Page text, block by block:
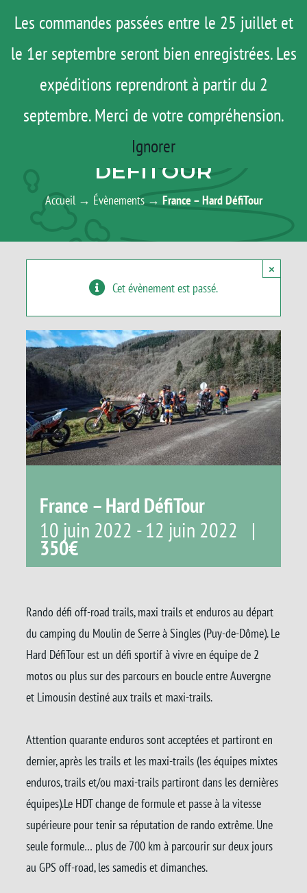
Les commandes passées entre le 25 juillet et
le 1er septembre seront bien enregistrées. Les
expéditions reprendront à partir du 2
septembre. Merci de votre compréhension.
Ignorer
contenu
Menu
ROAD TRIP
ACTUS
TESTS
MATOS
AGENDA
FRANCE – HARD
DÉFITOUR
Accueil→ Évènements→ France – Hard DéfiTour
Cet évènement est passé.
×
France – Hard DéfiTour
10 juin 2022 -12 juin 2022 |
350€
Rando défi off-road trails, maxi trails et enduros au départ
du camping du Moulin de Serre à Singles (Puy-de-Dôme). Le
Hard DéfiTour est un défi sportif à vivre en équipe de 2
motos ou plus sur des parcours en boucle entre Auvergne
et Limousin destiné aux trails et maxi-trails.
Attention quarante enduros sont acceptées et partiront en
dernier, après les trails et les maxi-trails (les équipes mixtes
enduros, trails et/ou maxi-trails partiront dans les dernières
équipes).Le HDT change de formule et passe à la vitesse
supérieure pour tenir sa réputation de rando extrême. Une
seule formule… plus de 700 km à parcourir sur deux jours
au GPS off-road, les samedis et dimanches.